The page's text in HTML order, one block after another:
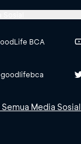
BCA
Media Sosial